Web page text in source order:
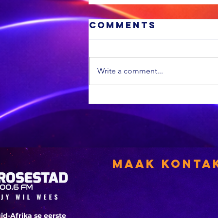
Die
Bloemspruit-
lugmagbasis se
bevelvoerder
neem die
Comments
Write a comment...
Afrika se eerste
Maak